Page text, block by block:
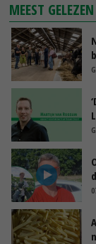
MEEST GELEZEN